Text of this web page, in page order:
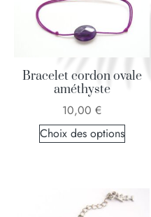
Bracelet cordon ovale
améthyste
10,00 €
Choix des options